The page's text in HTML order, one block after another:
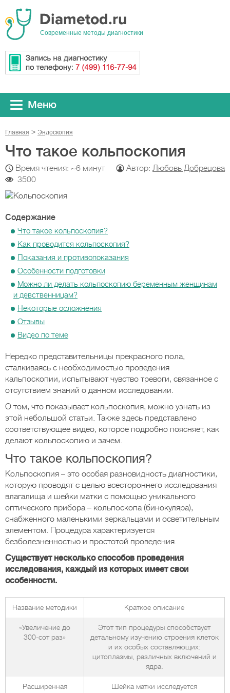
Cовременные методы диагностики
Меню
Главная Эндоскопия
Что такое кольпоскопия
Время чтения: ~6 минут Автор: Любовь Добрецова
3500
Содержание
Что такое кольпоскопия?
Как проводится кольпоскопия?
Показания и противопоказания
Особенности подготовки
Можно ли делать кольпоскопию беременным женщинам
и девственницам?
Некоторые осложнения
Отзывы
Видео по теме
Нередко представительницы прекрасного пола,
сталкиваясь с необходимостью проведения
кальпоскопии, испытывают чувство тревоги, связанное с
отсутствием знаний о данном исследовании.
О том, что показывает кольпоскопия, можно узнать из
этой небольшой статьи. Также здесь представлено
соответствующее видео, которое подробно поясняет, как
делают кольпоскопию и зачем.
Что такое кольпоскопия?
Кольпоскопия – это особая разновидность диагностики,
которую проводят с целью всестороннего исследования
влагалища и шейки матки с помощью уникального
оптического прибора – кольпоскопа (бинокуляра),
снабженного маленькими зеркальцами и осветительным
элементом. Процедура характеризуется
безболезненностью и простотой проведения.
Существует несколько способов проведения
исследования, каждый из которых имеет свои
особенности.
Название методики Краткое описание
«Увеличение до
300-сот раз»
Этот тип процедуры способствует
детальному изучению строения клеток
и их особых составляющих:
цитоплазмы, различных включений и
ядра.
Расширенная
Шейка матки исследуется